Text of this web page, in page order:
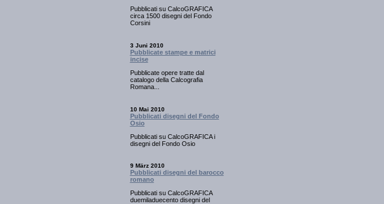
Pubblicati su CalcoGRAFICA
circa 1500 disegni del Fondo
Corsini
3 Juni 2010
Pubblicate stampe e matrici
incise
Pubblicate opere tratte dal
catalogo della Calcografia
Romana...
10 Mai 2010
Pubblicati disegni del Fondo
Osio
Pubblicati su CalcoGRAFICA i
disegni del Fondo Osio
9 März 2010
Pubblicati disegni del barocco
romano
Pubblicati su CalcoGRAFICA
duemiladuecento disegni del